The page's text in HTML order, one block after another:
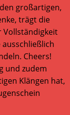
den großartigen,
trägt die
Vollständigkeit
Cheers!
und zudem
Klängen hat,